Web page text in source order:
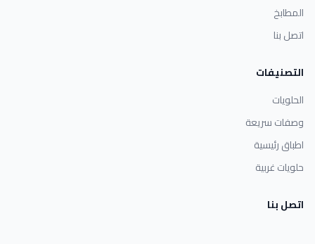
المطابخ
اتصل بنا
التصنيفات
الحلويات
وصفات سريعة
اطباق رئيسية
حلويات غربية
اتصل بنا